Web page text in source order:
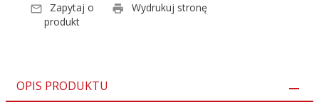
Zapytaj o
produkt
Wydrukuj stronę
OPIS PRODUKTU